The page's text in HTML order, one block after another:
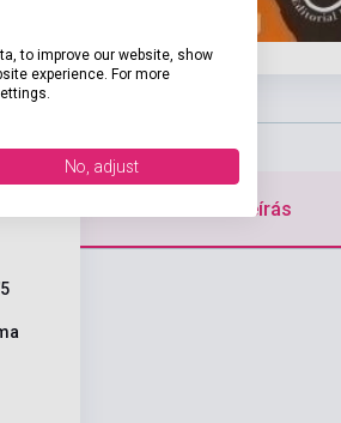
Részletes leírás
to improve our website, show
experience. For more
No, adjust